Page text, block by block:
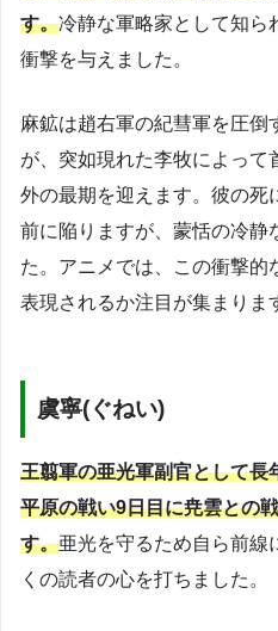
す。冷静な軍略家として知ら
衝撃を与えました。
麻鉱は趙右軍の紀彗軍を圧倒
が、突如現れた李牧によって
外の最期を迎えます。彼の死
前に陥りますが、蒙恬の冷静
た。アニメでは、この衝撃的
表現されるか注目が集まりま
虞寧(ぐねい)
王翦軍の亜光軍副官として長
平原の戦い9日目に尭雲との
す。亜光を守るため自ら前線
くの読者の心を打ちました。